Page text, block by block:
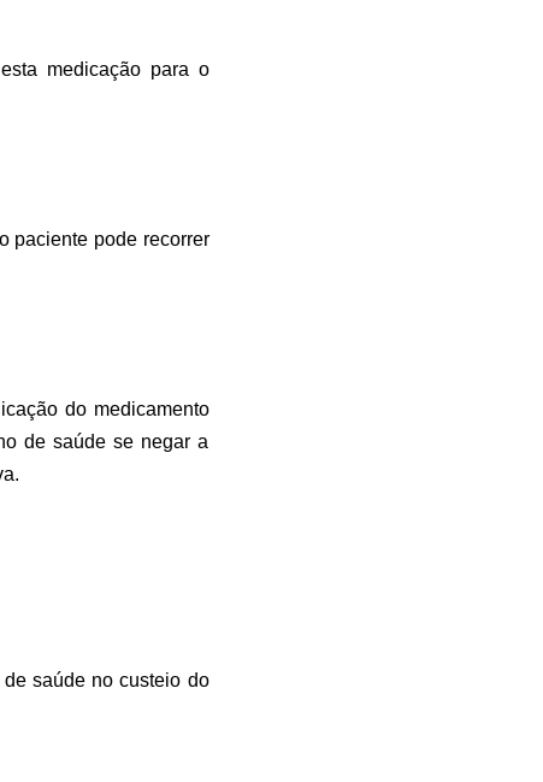
medicação para o
paciente pode recorrer
do medicamento
de saúde se negar a
saúde no custeio do